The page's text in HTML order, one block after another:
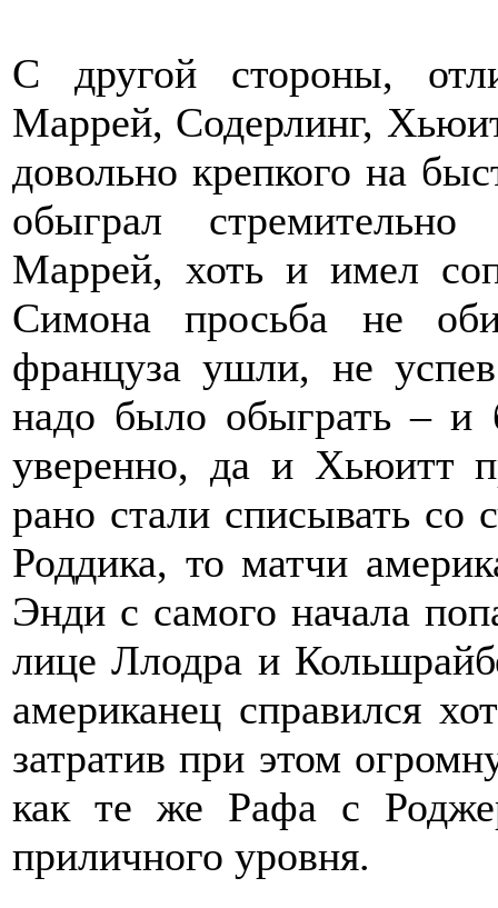
С другой стороны,
Маррей, Содерлинг,
довольно крепкого на
обыграл стремительно
Маррей, хоть и имел
Симона просьба не
француза ушли, не
надо было обыграть – и
уверенно, да и Хьюитт
рано стали списывать со
Роддика, то матчи
Энди с самого начала
лице Ллодра и
американец справился
затратив при этом
как те же Рафа с
приличного уровня.